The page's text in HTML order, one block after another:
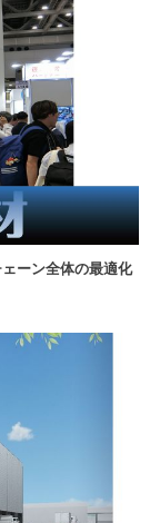
ーン全体の最適化